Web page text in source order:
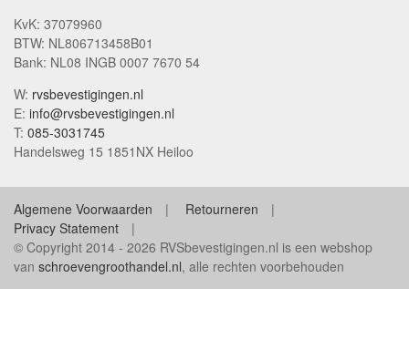
KvK: 37079960
BTW: NL806713458B01
Bank: NL08 INGB 0007 7670 54
W: rvsbevestigingen.nl
E: info@rvsbevestigingen.nl
T: 085-3031745
Handelsweg 15 1851NX Heiloo
Algemene Voorwaarden
Retourneren
Privacy Statement
© Copyright 2014 - 2026 RVSbevestigingen.nl is een webshop
van schroevengroothandel.nl, alle rechten voorbehouden